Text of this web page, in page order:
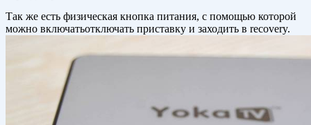
Так же есть физическая кнопка питания, с помощью которой
можно включатьотключать приставку и заходить в recovery.